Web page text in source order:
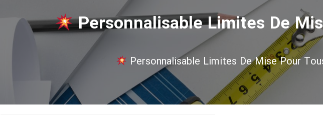
Personnalisable Limites De
Personnalisable Limites De Mise Pour